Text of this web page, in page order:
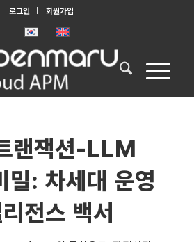
로그인 회원가입
랜잭션-LLM
밀: 차세대 운영
전스 백서